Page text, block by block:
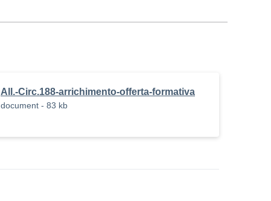
All.-Circ.188-arrichimento-offerta-formativa
document - 83 kb